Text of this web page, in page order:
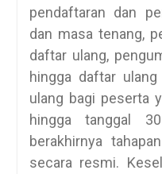
pendaftaran dan
dan masa tenang,
daftar ulang,
hingga daftar
ulang bagi peserta
hingga tanggal
berakhirnya
secara resmi.